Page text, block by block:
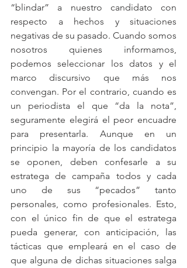
“blindar” a nuestro candidato con
respecto a hechos y situaciones
negativas de su pasado. Cuando somos
nosotros quienes informamos,
podemos seleccionar los datos y el
marco discursivo que más nos
convengan. Por el contrario, cuando es
un periodista el que “da la nota”,
seguramente elegirá el peor encuadre
para presentarla. Aunque en un
principio la mayoría de los candidatos
se oponen, deben confesarle a su
estratega de campaña todos y cada
uno de sus “pecados” tanto
personales, como profesionales. Esto,
con el único fin de que el estratega
pueda generar, con anticipación, las
tácticas que empleará en el caso de
que alguna de dichas situaciones salga